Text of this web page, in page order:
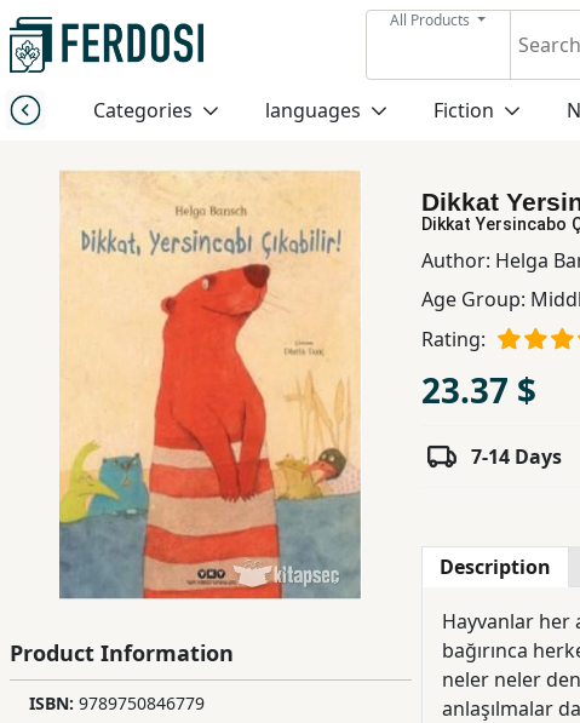
All Products
Categories languages Fiction
Menu
Category
Middle
East
Studies
Children,
Teens
YA
Product Information
ISBN: 9789750846779
Dikkat
Dikkat Yersincabo
Author: Helga
Age Group:
Rating:
23.37 $
7-14 Days
Description
Hayvanlar her
bağırınca
neler neler denediler ama boşuna. Sıkı
anlaşılmalar da durumu iyice